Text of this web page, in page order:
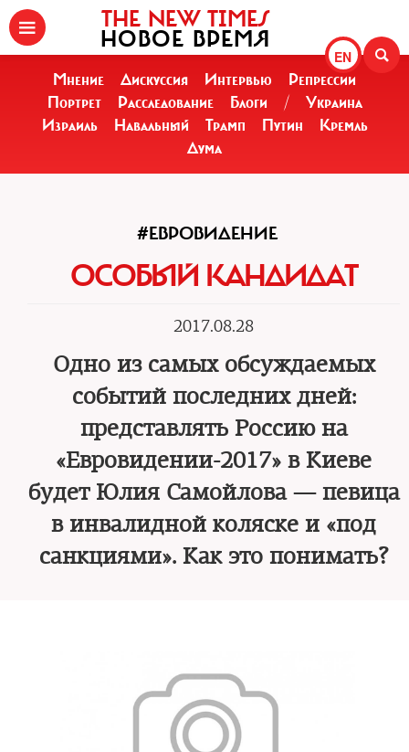
EN
THE NEW TIMES
НОВОЕ ВРЕМЯ
Мнение Дискуссия Интервью
Репрессии
Портрет
Расследование Блоги /
Украина
Израиль
Навальный Трамп Путин
Кремль
Дума
#ЕВРОВИДЕНИЕ
ОСОБЫЙ КАНДИДАТ
2017.08.28
Одно из самых обсуждаемых
событий последних дней:
представлять Россию на
«Евровидении-2017» в Киеве
будет Юлия Самойлова — певица
в инвалидной коляске и «под
санкциями». Как это понимать?